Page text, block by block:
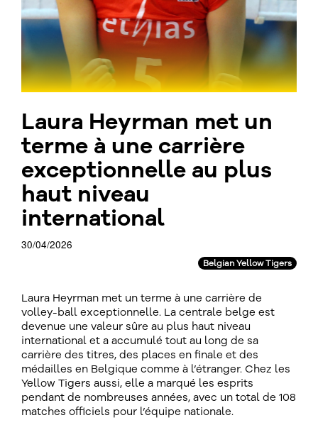
Laura Heyrman met un
terme à une carrière
exceptionnelle au plus
haut niveau
international
30/04/2026
Belgian Yellow Tigers
Laura Heyrman met un terme à une carrière de
volley-ball exceptionnelle. La centrale belge est
devenue une valeur sûre au plus haut niveau
international et a accumulé tout au long de sa
carrière des titres, des places en finale et des
médailles en Belgique comme à l’étranger. Chez les
Yellow Tigers aussi, elle a marqué les esprits
pendant de nombreuses années, avec un total de 108
matches officiels pour l’équipe nationale.